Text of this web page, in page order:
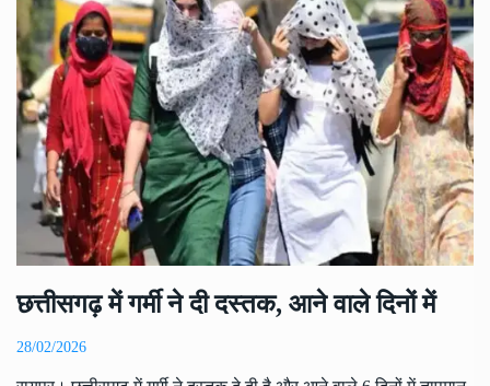
छत्तीसगढ़ में गर्मी ने दी दस्तक, आने वाले दिनों में
28/02/2026